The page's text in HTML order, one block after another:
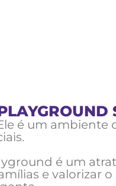
é um
é um
e valorizar